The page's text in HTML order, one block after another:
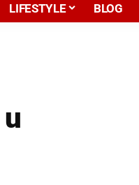
LIFESTYLE BLOG